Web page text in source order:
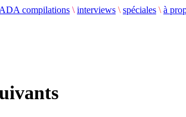
ADA compilations \ interviews \ spéciales \ à